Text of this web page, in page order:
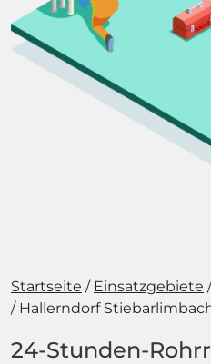
Startseite Einsatzgebiete
Hallerndorf
24-Stunden-